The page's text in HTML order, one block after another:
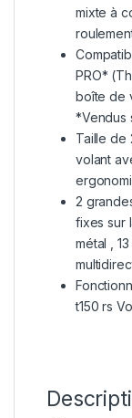
mixte à
PRO*
boîte de
*Vendus
Taille de
volant
2
fixes sur
métal ,
t150 rs